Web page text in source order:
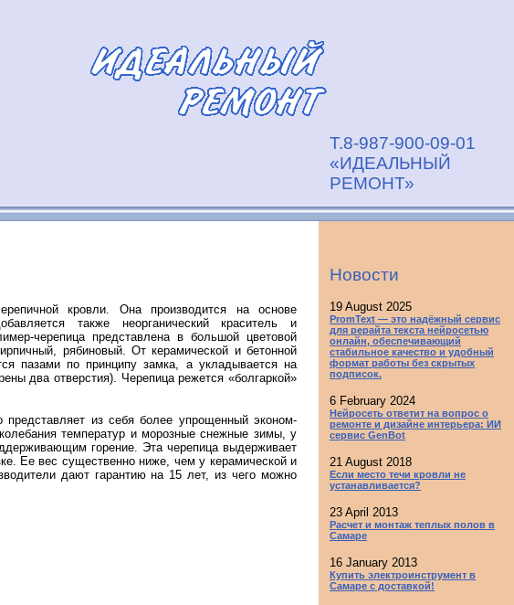
Т.8-987-900-09-01
«ИДЕАЛЬНЫЙ
РЕМОНТ»
Новости
19 August 2025
PromText — это надёжный сервис
для рерайта текста нейросетью
онлайн, обеспечивающий
стабильное качество и удобный
формат работы без скрытых
подписок.
6 February 2024
Нейросеть ответит на вопрос о
ремонте и дизайне интерьера: ИИ
сервис GenBot
21 August 2018
Если место течи кровли не
устанавливается?
23 April 2013
Расчет и монтаж теплых полов в
Самаре
16 January 2013
Купить электроинструмент в
Самаре с доставкой!
кровли. Она производится на основе
также неорганический краситель и
черепица представлена в большой цветовой
рябиновый. От керамической и бетонной
пазами по принципу замка, а укладывается на
два отверстия). Черепица режется «болгаркой»
представляет из себя более упрощенный эконом-
температур и морозные снежные зимы, у
горение. Эта черепица выдерживает
Ее вес существенно ниже, чем у керамической и
дают гарантию на 15 лет, из чего можно